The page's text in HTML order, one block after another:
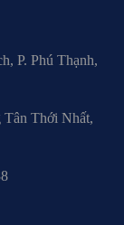
P. Phú Thạnh,
Thới Nhất,